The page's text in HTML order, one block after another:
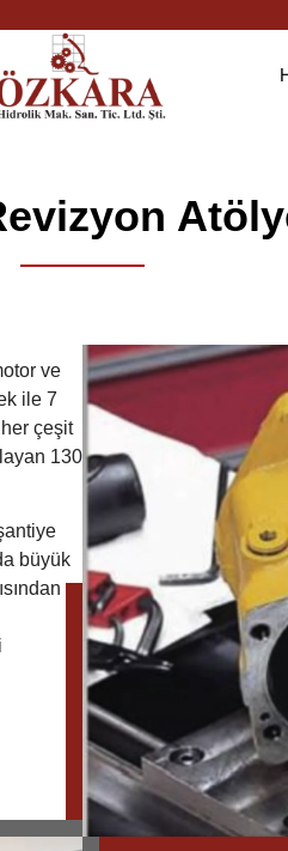
ve
ile 7
çeşit
130
büyük